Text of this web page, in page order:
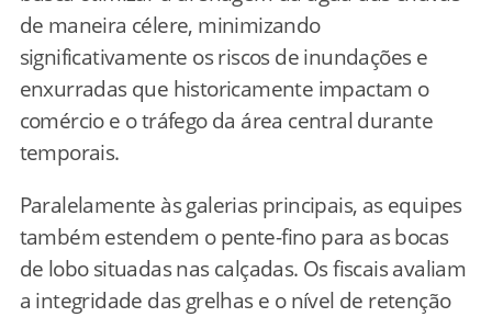
de maneira célere, minimizando
significativamente os riscos de inundações e
enxurradas que historicamente impactam o
comércio e o tráfego da área central durante
temporais.
Paralelamente às galerias principais, as equipes
também estendem o pente-fino para as bocas
de lobo situadas nas calçadas. Os fiscais avaliam
a integridade das grelhas e o nível de retenção